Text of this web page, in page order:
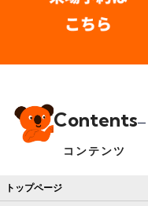
Contents
コンテンツ
トップページ